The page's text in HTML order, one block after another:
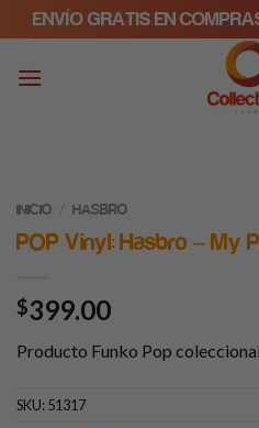
to
content
ENVÍO GRATIS EN
INICIO / HASBRO
POP Vinyl: Hasbro – My
$399.00
Producto Funko Pop
SKU:51317